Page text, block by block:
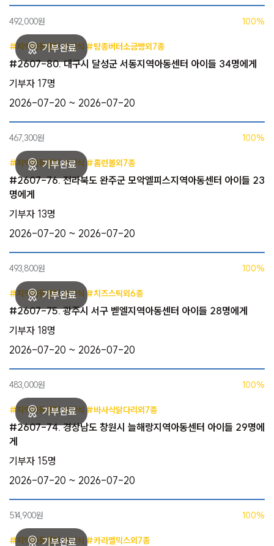
492,000원 100%
#지역아동센터 #간식 #탕종버터소금빵외7종
#2607-80. 대구시 달성군 서동지역아동센터 아이들 34명에게
기부자 17명
2026-07-20 ~ 2026-07-20
467,300원 100%
#지역아동센터 #간식 #홈런볼외7종
#2607-76. 전라북도 완주군 모악엘피스지역아동센터 아이들 23
명에게
기부자 13명
2026-07-20 ~ 2026-07-20
493,800원 100%
#지역아동센터 #간식 #치즈스틱외6종
#2607-75. 광주시 서구 벧엘지역아동센터 아이들 28명에게
기부자 18명
2026-07-20 ~ 2026-07-20
483,000원 100%
#지역아동센터 #간식 #바사삭닭다리외7종
#2607-74. 경상남도 창원시 늘해랑지역아동센터 아이들 29명에
게
기부자 15명
2026-07-20 ~ 2026-07-20
514,900원 100%
#지역아동센터 #간식 #카라멜믹스외7종